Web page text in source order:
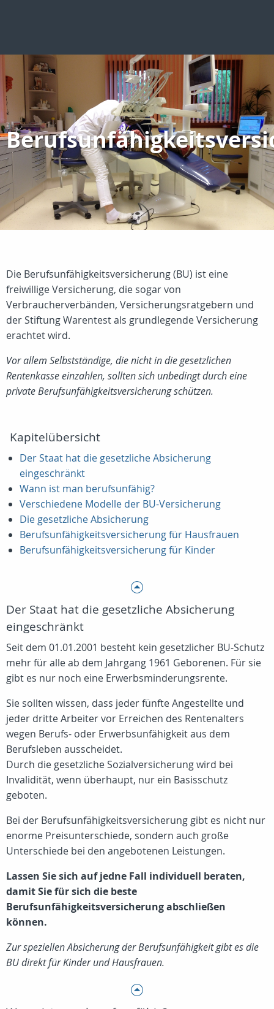
Die Berufsunfähigkeitsversicherung (BU) ist eine
freiwillige Versicherung, die sogar von
Verbraucherverbänden, Versicherungsratgebern und
der Stiftung Warentest als grundlegende Versicherung
erachtet wird.
Vor allem Selbstständige, die nicht in die gesetzlichen
Rentenkasse einzahlen, sollten sich unbedingt durch eine
private Berufsunfähigkeitsversicherung schützen.
Kapitelübersicht
Der Staat hat die gesetzliche Absicherung
eingeschränkt
Wann ist man berufsunfähig?
Verschiedene Modelle der BU-Versicherung
Die gesetzliche Absicherung
Berufsunfähigkeitsversicherung für Hausfrauen
Berufsunfähigkeitsversicherung für Kinder
Der Staat hat die gesetzliche Absicherung
eingeschränkt
Seit dem 01.01.2001 besteht kein gesetzlicher BU-Schutz
mehr für alleab dem Jahrgang 1961 Geborenen. Für sie
gibt es nur noch eine Erwerbsminderungsrente.
Sie sollten wissen, dass jeder fünfte Angestellte und
jeder dritte Arbeiter vor Erreichen des Rentenalters
wegen Berufs- oder Erwerbsunfähigkeit aus dem
Berufsleben ausscheidet.
Durch die gesetzliche Sozialversicherung wird bei
Invalidität, wenn überhaupt, nur ein Basisschutz
geboten.
Bei der Berufsunfähigkeitsversicherung gibt es nicht nur
enorme Preisunterschiede, sondern auch große
Unterschiede bei den angebotenen Leistungen.
Lassen Sie sich auf jedne Fall individuell beraten,
damit Sie für sich die beste
Berufsunfähigkeitsversicherung abschließen
können.
Zur speziellen Absicherung der Berufsunfähigkeit gibt es die
BU direkt für Kinder und Hausfrauen.